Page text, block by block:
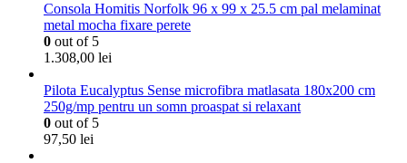
Consola Homitis Norfolk 96 x 99 x 25.5 cm pal melaminat
metal mocha fixare perete
0 out of 5
1.308,00 lei
Pilota Eucalyptus Sense microfibra matlasata 180x200 cm
250g/mp pentru un somn proaspat si relaxant
0 out of 5
97,50 lei